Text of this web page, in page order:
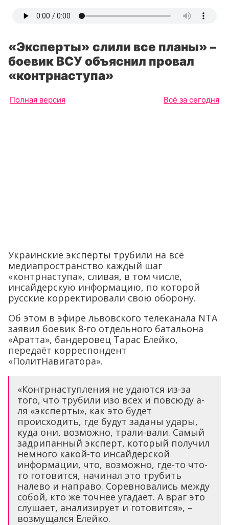
«Эксперты» слили все планы» –
боевик ВСУ объяснил провал
«контрнаступа»
Полная версия Всё за сегодня
Украинские эксперты трубили на всё
медиапространство каждый шаг
«контрнаступа», сливая, в том числе,
инсайдерскую информацию, по которой
русские корректировали свою оборону.
Об этом в эфире львовского телеканала NTA
заявил боевик 8-го отдельного батальона
«Аратта», бандеровец Тарас Елейко,
передаёт корреспондент
«ПолитНавигатора».
«Контрнаступления не удаются из-за
того, что трубили изо всех и повсюду а-
ля «эксперты», как это будет
происходить, где будут заданы удары,
куда они, возможно, трали-вали. Самый
задрипанный эксперт, который получил
немного какой-то инсайдерской
информации, что, возможно, где-то что-
то готовится, начинал это трубить
налево и направо. Соревновались между
собой, кто же точнее угадает. А враг это
слушает, анализирует и готовится», –
возмущался Елейко.